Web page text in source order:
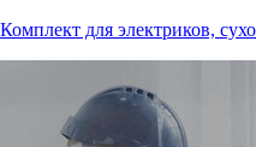
Комплект для электриков,